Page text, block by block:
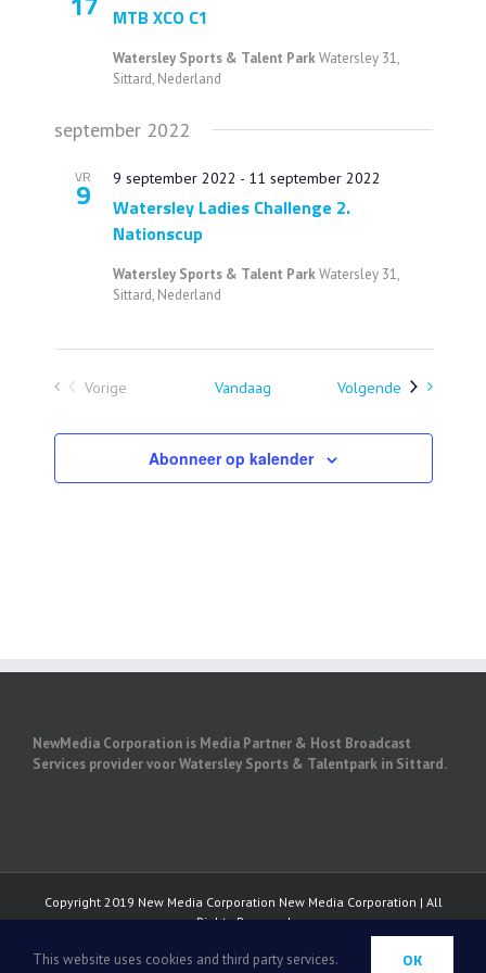
navigatie
MTB XCO C1
Watersley Sports & Talent ParkWatersley 31,
Sittard, Nederland
september 2022
VR
9 9 september 2022 - 11 september 2022
Watersley Ladies Challenge 2.
Nationscup
Watersley Sports & Talent ParkWatersley 31,
Sittard, Nederland
Vorige
Vandaag Volgende
Abonneer op kalender
NewMedia Corporation is Media Partner & Host Broadcast
Services provider voor Watersley Sports & Talentpark in Sittard.
Copyright 2019 New Media Corporation New Media Corporation | All
Rights Reserved
FacebookTwitterLinkedIn
This website uses cookies and third party services. OK